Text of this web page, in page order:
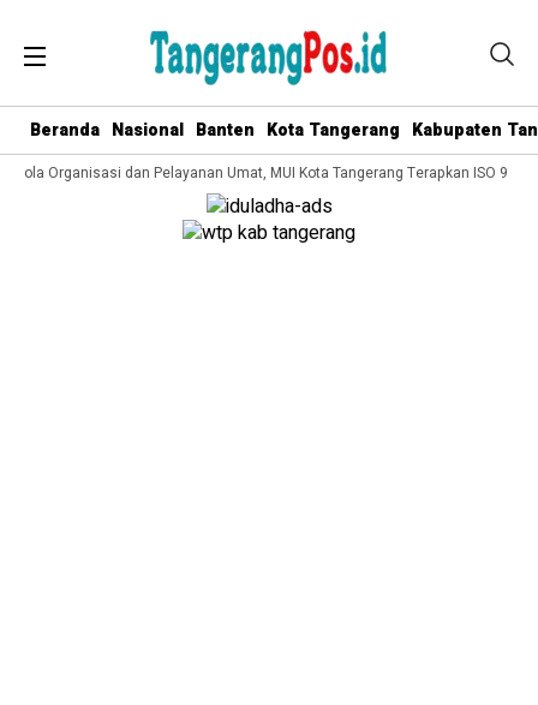
Beranda Nasional Banten Kota Tangerang Kabupaten
Organisasi dan Pelayanan Umat, MUI Kota Tangerang Terapkan ISO